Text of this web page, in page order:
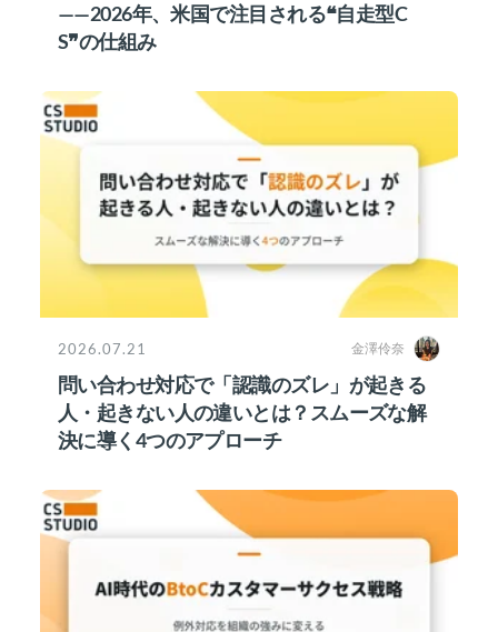
——2026年、米国で注目される❝自走型C
S❞の仕組み
2026.07.21 金澤伶奈
問い合わせ対応で「認識のズレ」が起きる
人・起きない人の違いとは？スムーズな解
決に導く4つのアプローチ